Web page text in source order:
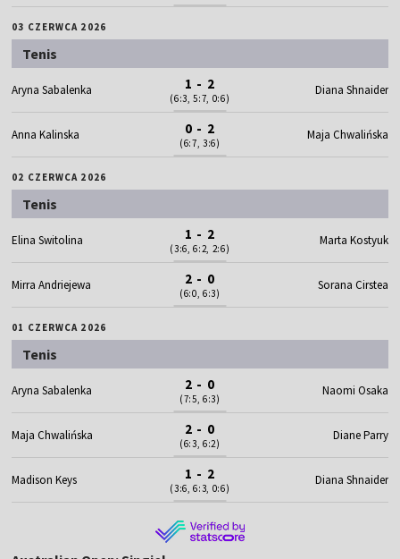
03 CZERWCA 2026
Tenis
Aryna Sabalenka 1 - 2
(6:3, 5:7, 0:6)
Diana Shnaider
Anna Kalinska 0 - 2
(6:7, 3:6)
Maja Chwalińska
02 CZERWCA 2026
Tenis
Elina Switolina 1 - 2
(3:6, 6:2, 2:6)
Marta Kostyuk
Mirra Andriejewa 2 - 0
(6:0, 6:3)
Sorana Cirstea
01 CZERWCA 2026
Tenis
Aryna Sabalenka 2 - 0
(7:5, 6:3)
Naomi Osaka
Maja Chwalińska 2 - 0
(6:3, 6:2)
Diane Parry
Madison Keys 1 - 2
(3:6, 6:3, 0:6)
Diana Shnaider